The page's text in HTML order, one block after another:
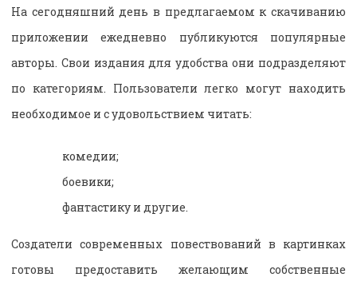
На сегодняшний день в предлагаемом к скачиванию
приложении ежедневно публикуются популярные
авторы. Свои издания для удобства они подразделяют
по категориям. Пользователи легко могут находить
необходимое и с удовольствием читать:
комедии;
боевики;
фантастику и другие.
Создатели современных повествований в картинках
готовы предоставить желающим собственные